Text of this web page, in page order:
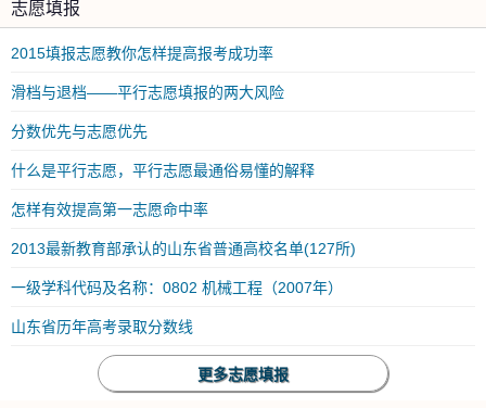
志愿填报
2015填报志愿教你怎样提高报考成功率
滑档与退档——平行志愿填报的两大风险
分数优先与志愿优先
什么是平行志愿，平行志愿最通俗易懂的解释
怎样有效提高第一志愿命中率
2013最新教育部承认的山东省普通高校名单(127所)
一级学科代码及名称：0802 机械工程（2007年）
山东省历年高考录取分数线
更多志愿填报